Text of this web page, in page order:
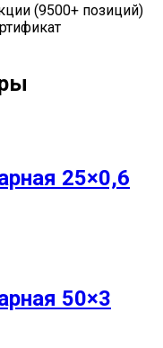
(9500+ позиций)
25×0,6
50×3